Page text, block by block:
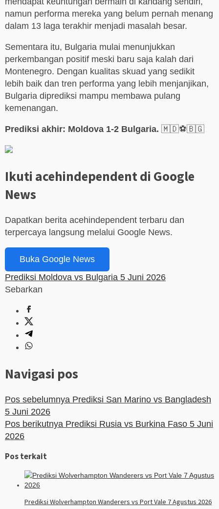
namun performa mereka yang belum pernah menang
dalam 13 laga terakhir menjadi masalah besar.
Sementara itu, Bulgaria mulai menunjukkan
perkembangan positif meski baru saja kalah dari
Montenegro. Dengan kualitas skuad yang sedikit
lebih baik dan tren performa yang lebih menjanjikan,
Bulgaria diprediksi mampu membawa pulang
kemenangan.
Prediksi akhir: Moldova 1-2 Bulgaria. 🇲🇩⚽🇧🇬
Ikuti acehindependent di Google
News
Dapatkan berita acehindependent terbaru dan
terpercaya langsung melalui Google News.
Buka Google News
Prediksi Moldova vs Bulgaria 5 Juni 2026
Sebarkan
Navigasi pos
Pos sebelumnya Prediksi San Marino vs Bangladesh
5 Juni 2026
Pos berikutnya Prediksi Rusia vs Burkina Faso 5 Juni
2026
Pos terkait
Prediksi Wolverhampton Wanderers vs Port Vale 7 Agustus 2026